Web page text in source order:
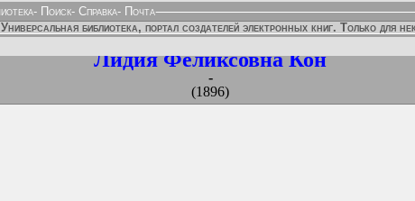
- Поиск- Справка- Почта
Универсальная библиотека, портал создателей электронных книг. Только для
Лидия Феликсовна Кон
-
(1896)